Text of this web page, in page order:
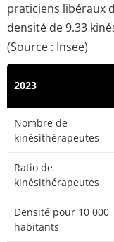
praticiens libéraux
densité de 9.33
(Source : Insee)
2023
Nombre de
kinésithérapeutes
Ratio de
kinésithérapeutes
Densité pour 10 000
habitants